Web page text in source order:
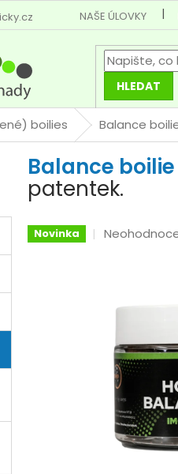
NAŠE ÚLOVKY
HLEDAT
boilies Balance
Balance
patentek.
Novinka
Průměrné
hvězdiček.